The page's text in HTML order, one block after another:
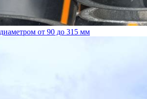
от 90 до 315 мм